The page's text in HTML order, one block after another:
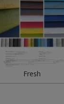
Fresh